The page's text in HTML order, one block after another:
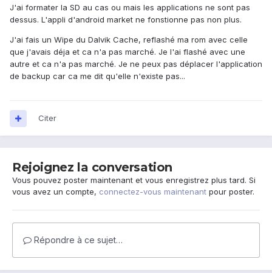
J'ai formater la SD au cas ou mais les applications ne sont pas
dessus. L'appli d'android market ne fonstionne pas non plus.
J'ai fais un Wipe du Dalvik Cache, reflashé ma rom avec celle
que j'avais déja et ca n'a pas marché. Je l'ai flashé avec une
autre et ca n'a pas marché. Je ne peux pas déplacer l'application
de backup car ca me dit qu'elle n'existe pas...
Citer
Rejoignez la conversation
Vous pouvez poster maintenant et vous enregistrez plus tard. Si
vous avez un compte, connectez-vous maintenant pour poster.
Répondre à ce sujet…